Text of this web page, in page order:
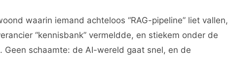
waarin iemand achteloos “RAG-pipeline” liet vallen,
“kennisbank” vermeldde, en stiekem onder de
Geen schaamte: de AI-wereld gaat snel, en de